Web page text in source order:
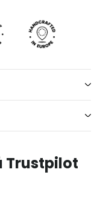
Trustpilot